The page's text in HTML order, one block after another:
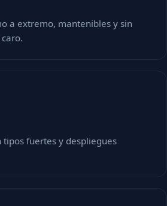
a extremo, mantenibles y sin
tipos fuertes y despliegues